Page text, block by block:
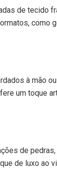
de
como
à mão
um toque
de
de luxo ao